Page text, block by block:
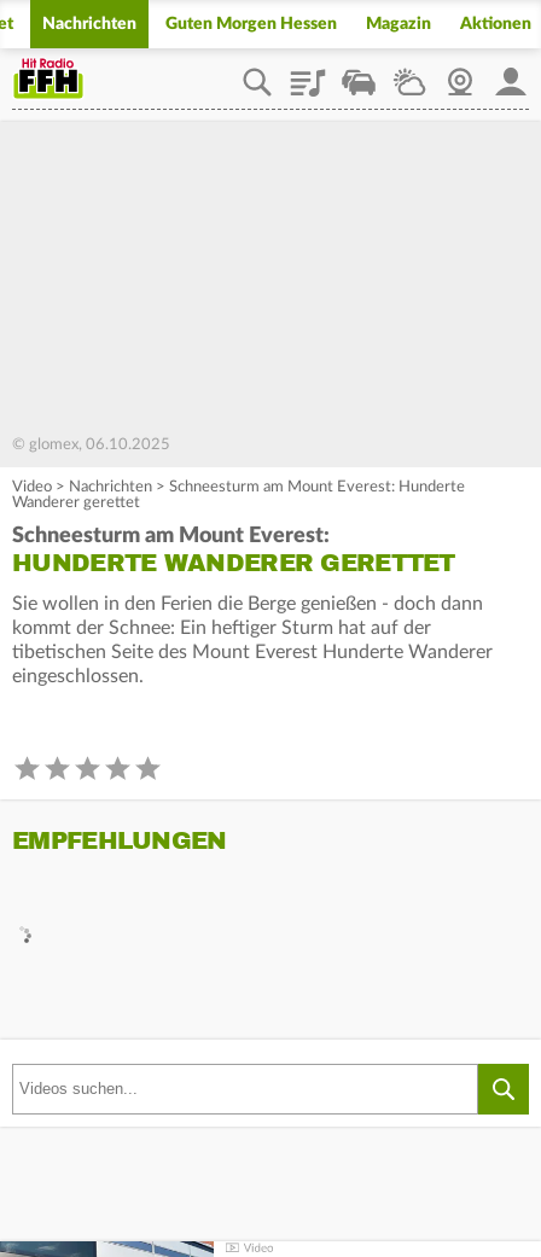
Nachrichten Guten Morgen Hessen Magazin Aktionen
PlaylistStaupilotWetterWebcam
© glomex, 06.10.2025
Video > Nachrichten > Schneesturm am Mount Everest: Hunderte
Wanderer gerettet
Schneesturm am Mount Everest:
HUNDERTE WANDERER GERETTET
Sie wollen in den Ferien die Berge genießen - doch dann
kommt der Schnee: Ein heftiger Sturm hat auf der
tibetischen Seite des Mount Everest Hunderte Wanderer
eingeschlossen.
EMPFEHLUNGEN